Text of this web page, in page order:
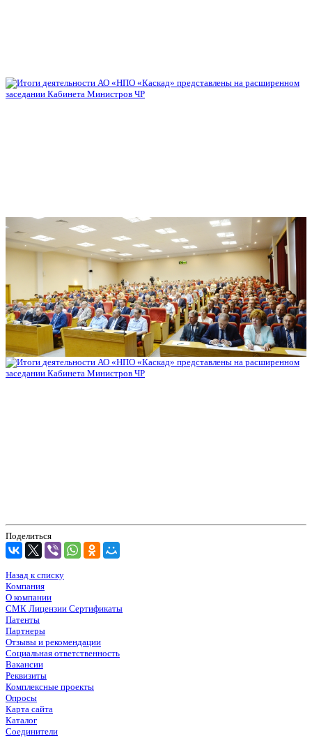
Поделиться
Назад к списку
Компания
О компании
СМК Лицензии Сертификаты
Патенты
Партнеры
Отзывы и рекомендации
Социальная ответственность
Вакансии
Реквизиты
Комплексные проекты
Опросы
Карта сайта
Каталог
Соединители